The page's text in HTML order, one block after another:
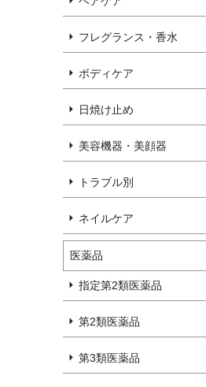
フレグランス・香水
ボディケア
日焼け止め
美容機器・美顔器
トラブル別
ネイルケア
医薬品
指定第2類医薬品
第2類医薬品
第3類医薬品